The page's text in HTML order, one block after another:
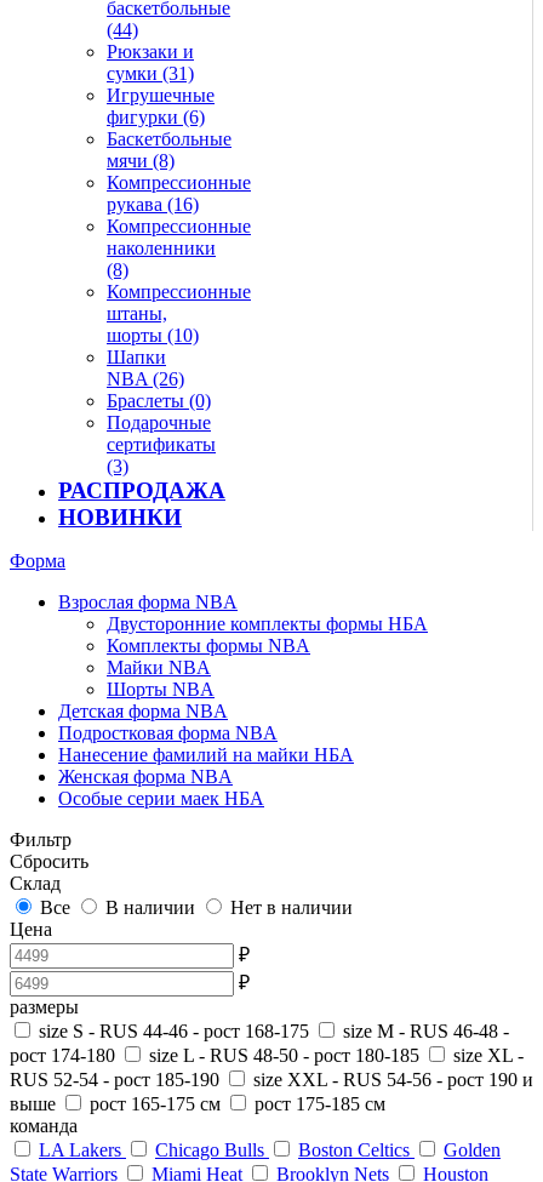
баскетбольные
(44)
Рюкзаки и
сумки (31)
Игрушечные
фигурки (6)
Баскетбольные
мячи (8)
Компрессионные
рукава (16)
Компрессионные
наколенники
(8)
Компрессионные
штаны,
шорты (10)
Шапки
NBA (26)
Браслеты (0)
Подарочные
сертификаты
(3)
РАСПРОДАЖА
НОВИНКИ
Форма
Взрослая форма NBA
Двусторонние комплекты формы НБА
Комплекты формы NBA
Майки NBA
Шорты NBA
Детская форма NBA
Подростковая форма NBA
Нанесение фамилий на майки НБА
Женская форма NBA
Особые серии маек НБА
Фильтр
Сбросить
Склад
Все
В наличии
Нет в наличии
Цена
₽
₽
размеры
size S - RUS 44-46 - рост 168-175
size M - RUS 46-48 -
рост 174-180
size L - RUS 48-50 - рост 180-185
size XL -
RUS 52-54 - рост 185-190
size XXL - RUS 54-56 - рост 190 и
выше
рост 165-175 см
рост 175-185 см
команда
LA Lakers
Chicago Bulls Boston Celtics
Golden
State Warriors
Miami Heat Brooklyn Nets Houston